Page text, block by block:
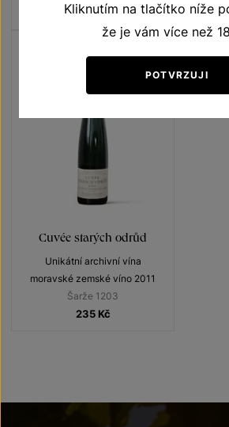
260Kč
Cuvée starých odrůd
Unikátní archivní vína
moravské zemské víno 2011
Šarže 1203
235 Kč
Kliknutím na tlačítko níže
že je vám více než
POTVRZUJI